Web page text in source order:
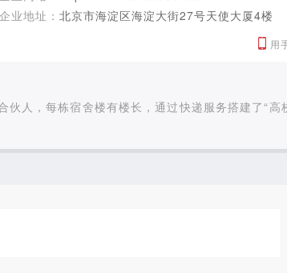
企业地址： 北京市海淀区海淀大街27号天使大厦4楼
用
人，每栋宿舍楼有楼长，通过快递服务搭建了“